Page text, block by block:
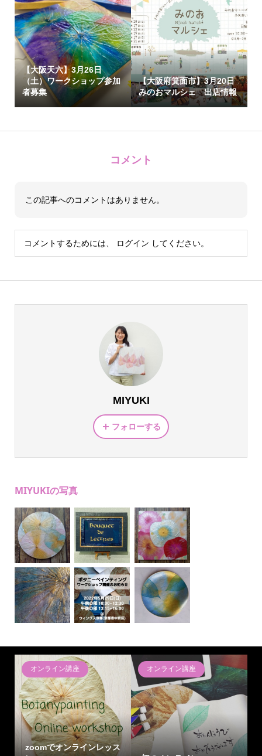
【大阪天六】3月26日
（土）ワークショップ参加
者募集
【大阪府箕面市】3月20日
みのおマルシェ 出店情報
コメント
この記事へのコメントはありません。
コメントするためには、 ログイン してください。
MIYUKI
フォローする
MIYUKIの写真
オンライン講座
zoomでオンラインレッス
オンライン講座